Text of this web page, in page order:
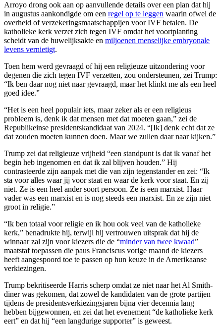
Arroyo drong ook aan op aanvullende details over een plan dat hij
in augustus aankondigde om een regel op te leggen waarin ofwel de
overheid of verzekeringsmaatschappijen voor IVF betalen. De
katholieke kerk verzet zich tegen IVF omdat het voortplanting
scheidt van de huwelijksakte en miljoenen menselijke embryonale
levens vernietigt.
Toen hem werd gevraagd of hij een religieuze uitzondering voor
degenen die zich tegen IVF verzetten, zou ondersteunen, zei Trump:
“Ik ben daar nog niet naar gevraagd, maar het klinkt me als een heel
goed idee.”
“Het is een heel populair iets, maar zeker als er een religieus
probleem is, denk ik dat mensen met dat moeten gaan,” zei de
Republikeinse presidentskandidaat van 2024. “[Ik] denk echt dat ze
dat zouden moeten kunnen doen. Maar we zullen daar naar kijken.”
Trump zei dat religieuze vrijheid “een standpunt is dat ik vanaf het
begin heb ingenomen en dat ik zal blijven houden.” Hij
contrasteerde zijn aanpak met die van zijn tegenstander en zei: “Ik
sta voor alles waar jij voor staat en waar de kerk voor staat. En zij
niet. Ze is een heel ander soort persoon. Ze is een marxist. Haar
vader was een marxist en is nog steeds een marxist. En ze zijn niet
groot in religie.”
“Ik ben totaal voor religie en ik hou ook veel van de katholieke
kerk,” benadrukte hij, terwijl hij vertrouwen uitsprak dat hij de
winnaar zal zijn voor kiezers die de “minder van twee kwaad”
maatstaf toepassen die paus Franciscus vorige maand de kiezers
heeft aangespoord toe te passen op hun keuze in de Amerikaanse
verkiezingen.
Trump bekritiseerde Harris scherp omdat ze niet naar het Al Smith-
diner was gekomen, dat zowel de kandidaten van de grote partijen
tijdens de presidentsverkiezingsjaren bijna vier decennia lang
hebben bijgewonnen, en zei dat het evenement “de katholieke kerk
eert” en dat hij “een langdurige supporter” is geweest.